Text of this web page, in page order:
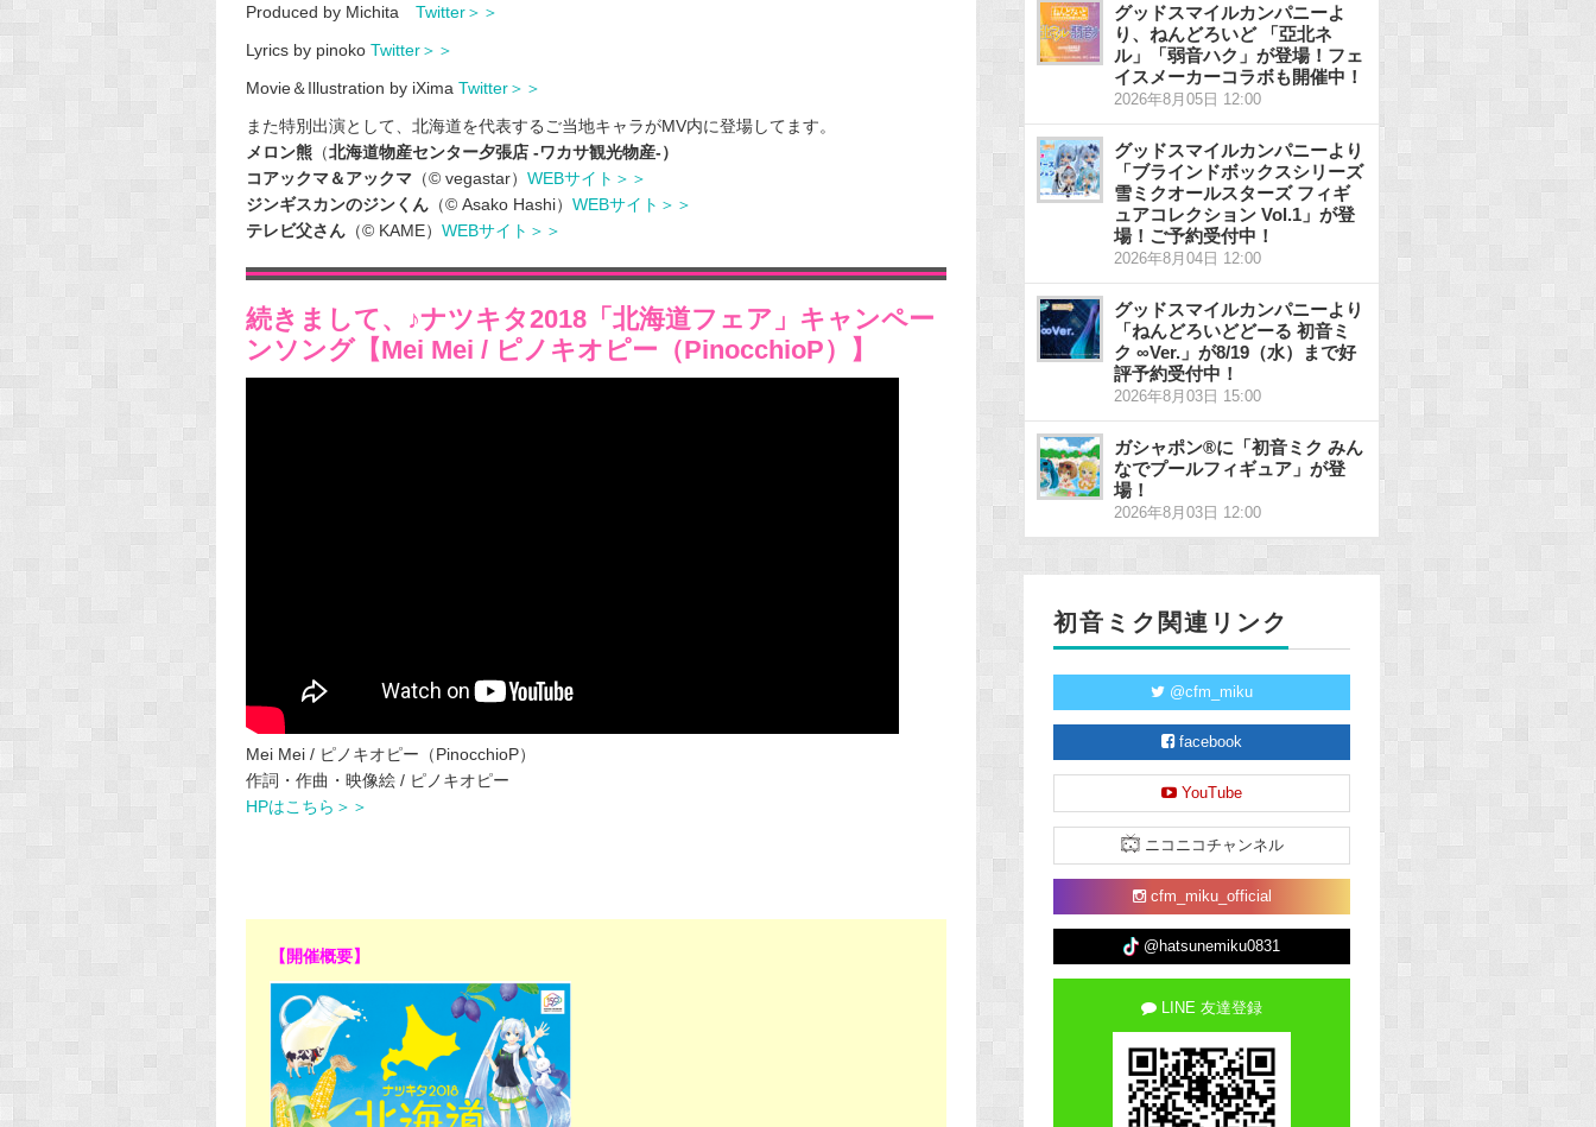
Produced by Michita Twitter＞＞
Lyrics by pinoko Twitter＞＞
Movie＆Illustration by iXima Twitter＞＞
また特別出演として、北海道を代表するご当地キャラがMV内に登場してます。
メロン熊 （北海道物産センター夕張店 -ワカサ観光物産-）
コアックマ＆アックマ （© vegastar） WEBサイト＞＞
ジンギスカンのジンくん （© Asako Hashi） WEBサイト＞＞
テレビ父さん （© KAME） WEBサイト＞＞
続きまして、♪ナツキタ2018「北海道フェア」キャンペー
ンソング【Mei Mei / ピノキオピー（PinocchioP）】
Mei Mei / ピノキオピー（PinocchioP）
作詞・作曲・映像絵 / ピノキオピー
HPはこちら＞＞
【開催概要】
グッドスマイルカンパニーよ
り、ねんどろいど 「亞北ネ
ル」「弱音ハク」が登場！フェ
イスメーカーコラボも開催中！
2026年8月05日 12:00
グッドスマイルカンパニーより
「ブラインドボックスシリーズ
雪ミクオールスターズ フィギ
ュアコレクション Vol.1」が登
場！ご予約受付中！
2026年8月04日 12:00
グッドスマイルカンパニーより
「ねんどろいどどーる 初音ミ
ク ∞Ver.」が8/19（水）まで好
評予約受付中！
2026年8月03日 15:00
ガシャポン®に「初音ミク みん
なでプールフィギュア」が登
場！
2026年8月03日 12:00
初音ミク関連リンク
@cfm_miku
facebook
YouTube
ニコニコチャンネル
cfm_miku_official
@hatsunemiku0831
LINE 友達登録